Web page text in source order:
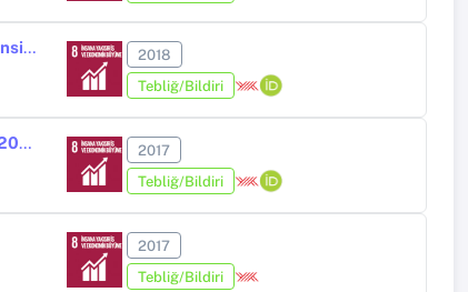
Kağızman İlçesinin Sürdürülebilir Yerel Kalkınması İçin Kırsal Turizm Potansiyelinin Değerlendirilmesi
2018
Tebliğ/Bildiri
Dünya Bankası Verileri Işığında Moldova’nın Ekonomik Görünümü (2000-2015)
2017
Tebliğ/Bildiri
2017
Tebliğ/Bildiri